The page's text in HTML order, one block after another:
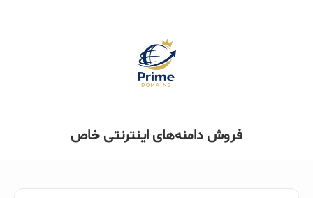
فروش دامنه‌های اینترنتی خاص